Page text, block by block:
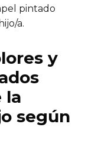
pintado
a.
y
la
según